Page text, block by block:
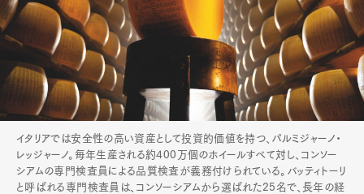
イタリアでは安全性の高い資産として投資的価値を持つ、パルミジャーノ・
レッジャーノ。毎年生産される約400万個のホイールすべて対し、コンソー
シアムの専門検査員による品質検査が義務付けられている。バッティトーリ
と呼ばれる専門検査員は、コンソーシアムから選ばれた25名で、長年の経